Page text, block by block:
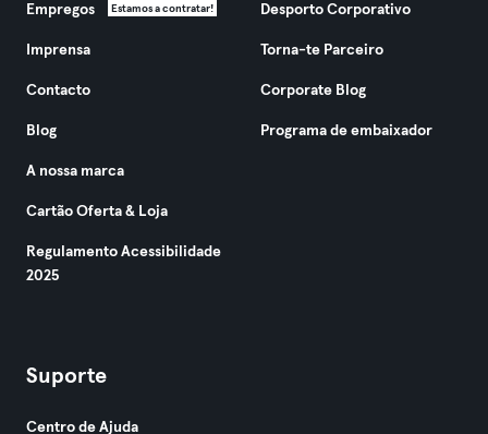
Empregos Estamos a contratar!
Imprensa
Contacto
Blog
A nossa marca
Cartão Oferta & Loja
Regulamento Acessibilidade
2025
Desporto Corporativo
Torna-te Parceiro
Corporate Blog
Programa de embaixador
Suporte
Centro de Ajuda